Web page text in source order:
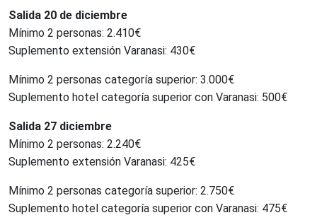
Salida 20 de diciembre
Mínimo 2 personas: 2.410€
Suplemento extensión Varanasi: 430€
Mínimo 2 personas categoría superior: 3.000€
Suplemento hotel categoría superior con Varanasi: 500€
Salida 27 diciembre
Mínimo 2 personas: 2.240€
Suplemento extensión Varanasi: 425€
Mínimo 2 personas categoría superior: 2.750€
Suplemento hotel categoría superior con Varanasi: 475€